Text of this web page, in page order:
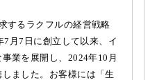
するラクフルの経営戦略
月7日に創立して以来、イ
業を展開し、2024年10月
ました。お客様には「生